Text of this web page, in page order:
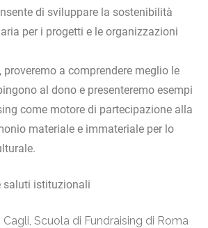
di sviluppare la sostenibilità
per i progetti e le organizzazioni
proveremo a comprendere meglio le
al dono e presenteremo esempi
come motore di partecipazione alla
materiale e immateriale per lo
saluti istituzionali
Scuola di Fundraising di Roma